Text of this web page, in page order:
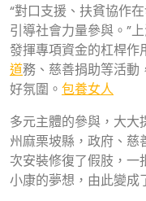
“對口支援、扶貧協作
引導社會力量參與。”
發揮專項資金的杠桿作
道務、慈善捐助等活動
好氛圍。 包養女人
多元主體的參與，大大
州麻栗坡縣，政府、慈
次安裝修復了假肢，一
小康的夢想，由此變成